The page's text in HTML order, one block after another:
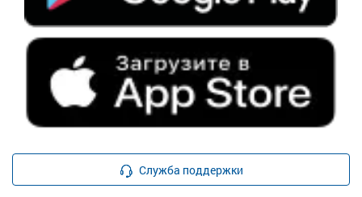
Служба поддержки